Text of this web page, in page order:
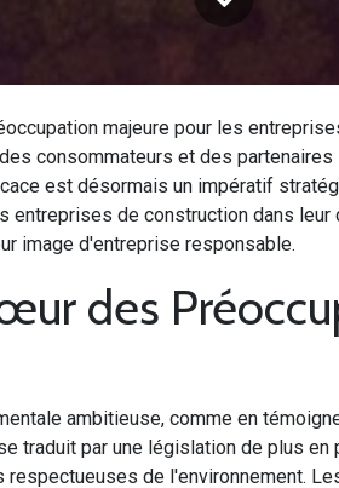
majeure pour les
consommateurs et des
est désormais un impératif
de construction dans
image d'entreprise responsable.
des
ambitieuse, comme en
traduit par une législation de plus
de l'environnement.